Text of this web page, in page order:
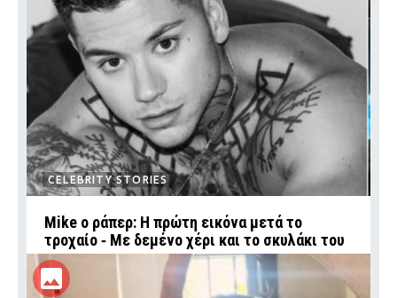
CELEBRITY STORIES
Mike ο ράπερ: Η πρώτη εικόνα μετά το
τροχαίο ‑ Με δεμένο χέρι και το σκυλάκι του